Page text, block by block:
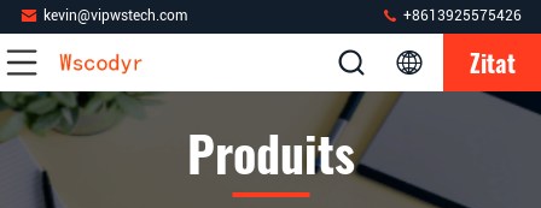
kevin@vipwstech.com +8613925575426
Zitat
Produits